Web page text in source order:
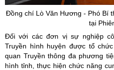
Đồng chí Lò Văn Hương - Phó Bí
tại
Đối với các đơn vị sự nghiệp
Truyền hình huyện được tổ
quan Truyền thông đa phương
hình tỉnh, thực hiện chức năng